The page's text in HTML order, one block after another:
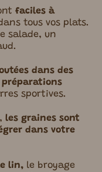
faciles à
tous vos plats.
salade, un
dans des
préparations
sportives.
les graines sont
dans votre
lin, le broyage